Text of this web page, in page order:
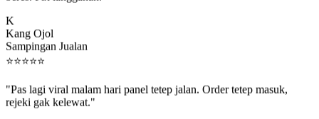
Kang Ojol
Sampingan Jualan
⭐⭐⭐⭐⭐
rejeki gak kelewat."